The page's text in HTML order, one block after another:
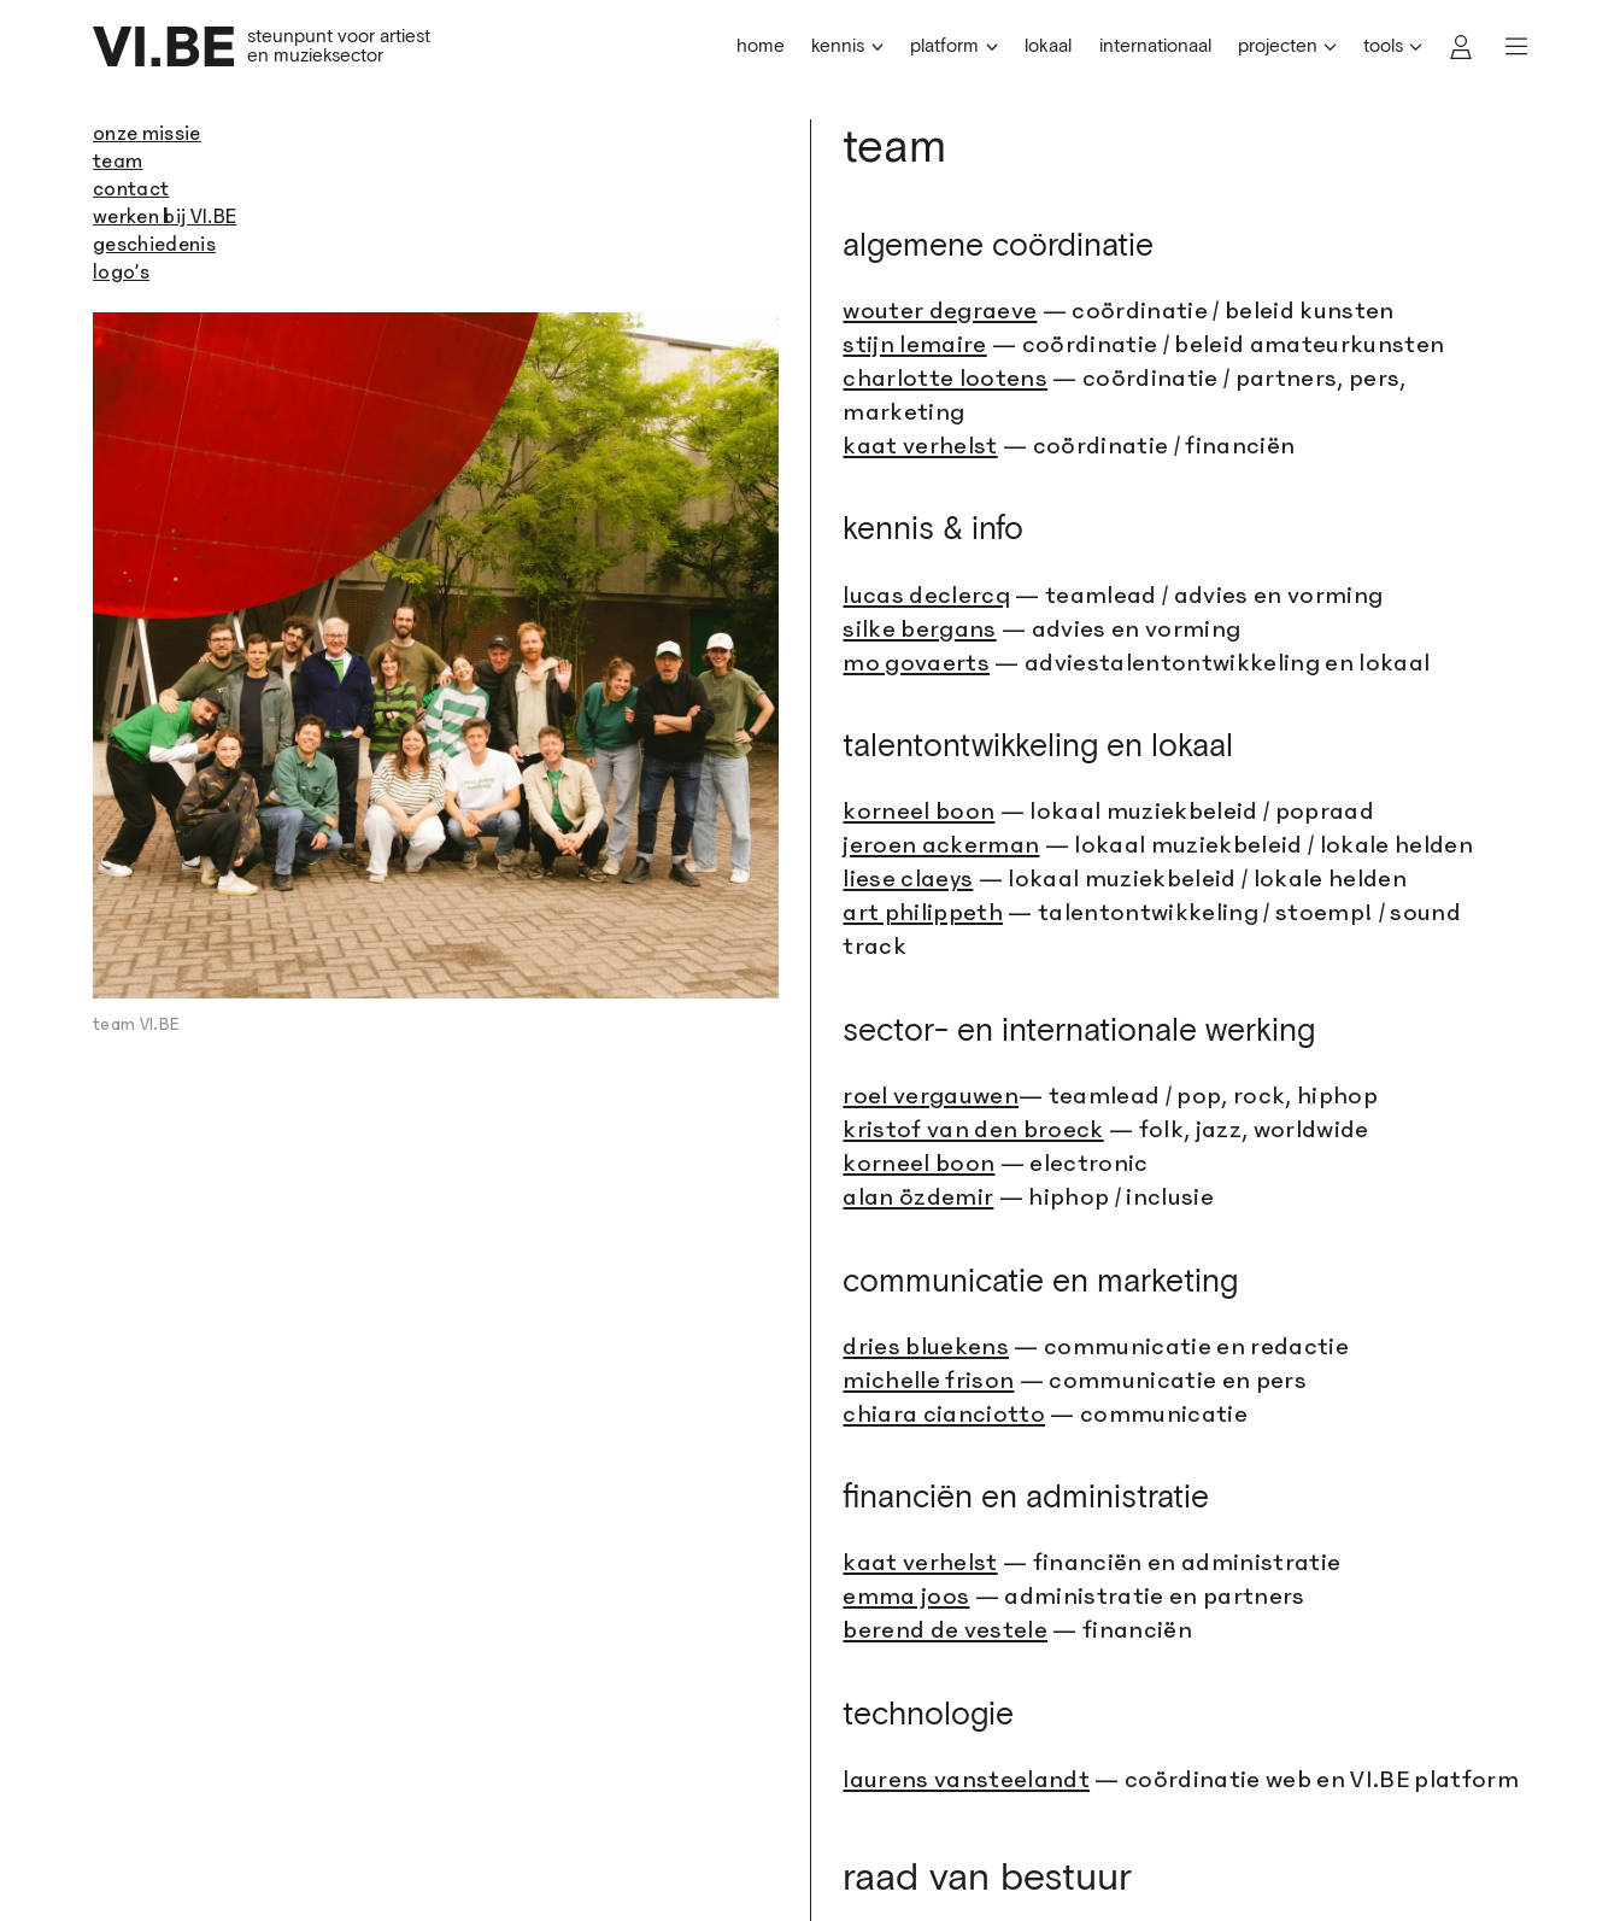
steunpunt voor artiest
en muzieksector
platform
home kennis lokaal internationaal projecten tools
onze missie
team
contact
werken bij VI.BE
geschiedenis
logo’s
team VI.BE
team
algemene coördinatie
wouter degraeve — coördinatie / beleid kunsten
stijn lemaire — coördinatie / beleid amateurkunsten
charlotte lootens — coördinatie / partners, pers,
marketing
kaat verhelst — coördinatie / financiën
kennis & info
lucas declercq — teamlead / advies en vorming
silke bergans — advies en vorming
mo govaerts — adviestalentontwikkeling en lokaal
talentontwikkeling en lokaal
korneel boon — lokaal muziekbeleid / popraad
jeroen ackerman — lokaal muziekbeleid / lokale helden
liese claeys — lokaal muziekbeleid / lokale helden
art philippeth — talentontwikkeling / stoemp! / sound
track
sector- en internationale werking
roel vergauwen— teamlead / pop, rock, hiphop
kristof van den broeck — folk, jazz, worldwide
korneel boon — electronic
alan özdemir — hiphop / inclusie
communicatie en marketing
dries bluekens — communicatie en redactie
michelle frison — communicatie en pers
chiara cianciotto — communicatie
financiën en administratie
kaat verhelst — financiën en administratie
emma joos — administratie en partners
berend de vestele — financiën
technologie
laurens vansteelandt — coördinatie web en VI.BE platform
raad van bestuur